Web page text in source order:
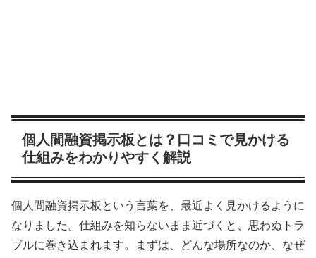
個人間融資掲示板とは？口コミで見かける
仕組みをわかりやすく解説
個人間融資掲示板という言葉を、最近よく見かけるように
なりました。仕組みを知らないまま近づくと、思わぬトラ
ブルに巻き込まれます。まずは、どんな場所なのか、なぜ